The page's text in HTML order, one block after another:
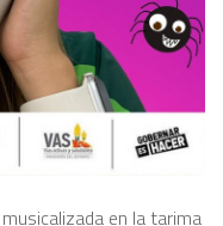
en la tarima